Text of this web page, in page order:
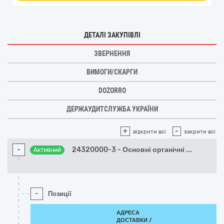
ДЕТАЛІ ЗАКУПІВЛІ
ЗВЕРНЕННЯ
ВИМОГИ/СКАРГИ
DOZORRO
ДЕРЖАУДИТСЛУЖБА УКРАЇНИ
+ відкрити всі - закрити всі
- Активний 24320000-3 - Основні органічні ...
- Позиції
АДРЕСА
ДОСТАВКИ /